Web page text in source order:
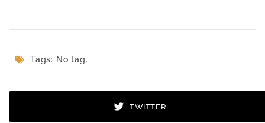
Tags: No tag.
TWITTER